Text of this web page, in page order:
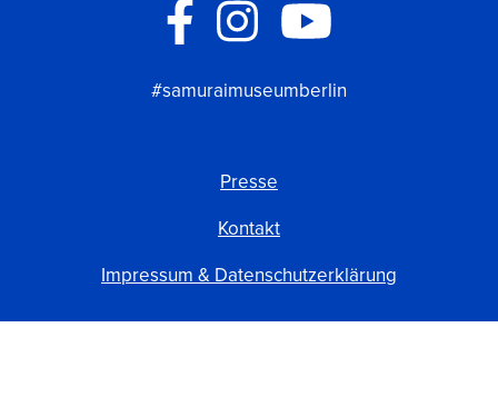
#samuraimuseumberlin
Presse
Kontakt
Impressum & Datenschutzerklärung